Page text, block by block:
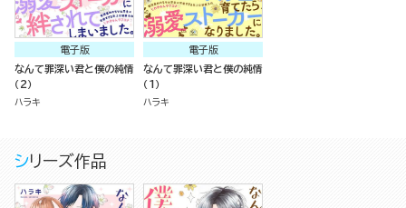
電子版
なんて罪深い君と僕の純情
（2）
ハラキ
電子版
なんて罪深い君と僕の純情
（1）
ハラキ
シリーズ作品